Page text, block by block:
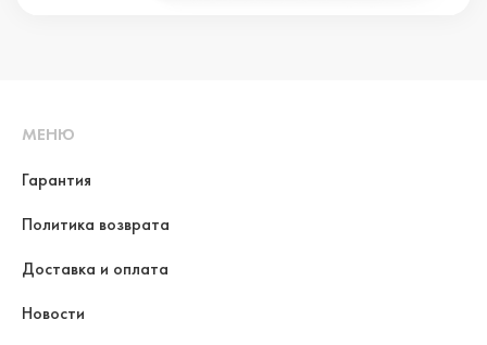
МЕНЮ
Гарантия
Политика возврата
Доставка и оплата
Новости